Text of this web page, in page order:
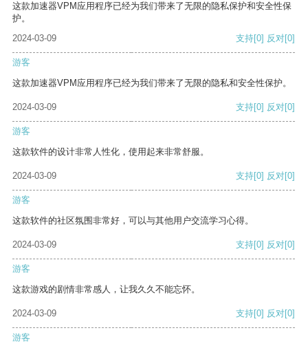
这款加速器VPM应用程序已经为我们带来了无限的隐私保护和安全性保
护。
2024-03-09
支持[0] 反对[0]
游客
这款加速器VPM应用程序已经为我们带来了无限的隐私和安全性保护。
2024-03-09 支持[0] 反对[0]
游客
这款软件的设计非常人性化，使用起来非常舒服。
2024-03-09 支持[0] 反对[0]
游客
这款软件的社区氛围非常好，可以与其他用户交流学习心得。
2024-03-09 支持[0] 反对[0]
游客
这款游戏的剧情非常感人，让我久久不能忘怀。
2024-03-09 支持[0] 反对[0]
游客